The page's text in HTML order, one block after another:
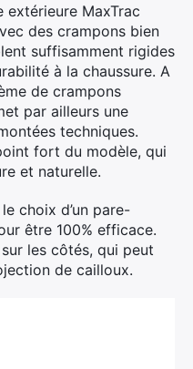
extérieure MaxTrac
des crampons bien
suffisamment rigides
à la chaussure. A
de crampons
par ailleurs une
techniques.
fort du modèle, qui
et naturelle.
choix d’un pare-
être 100% efficace.
les côtés, qui peut
de cailloux.